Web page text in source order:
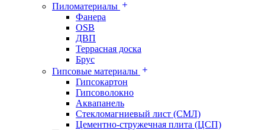
Пиломатериалы
Фанера
OSB
ДВП
Террасная доска
Брус
Гипсовые материалы
Гипсокартон
Гипсоволокно
Аквапанель
Стекломагниевый лист (СМЛ)
Цементно-стружечная плита (ЦСП)